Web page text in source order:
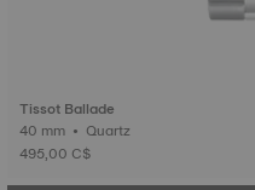
Tissot Ballade
40 mm • Quartz
495,00 C$